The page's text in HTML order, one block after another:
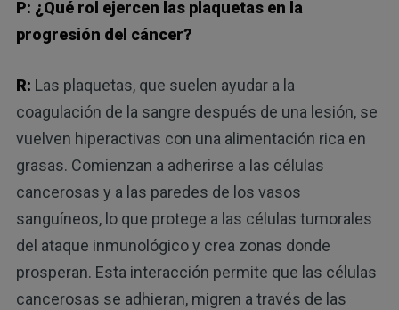
P: ¿Qué rol ejercen las plaquetas en la
progresión del cáncer?
R: Las plaquetas, que suelen ayudar a la
coagulación de la sangre después de una lesión, se
vuelven hiperactivas con una alimentación rica en
grasas. Comienzan a adherirse a las células
cancerosas y a las paredes de los vasos
sanguíneos, lo que protege a las células tumorales
del ataque inmunológico y crea zonas donde
prosperan. Esta interacción permite que las células
cancerosas se adhieran, migren a través de las